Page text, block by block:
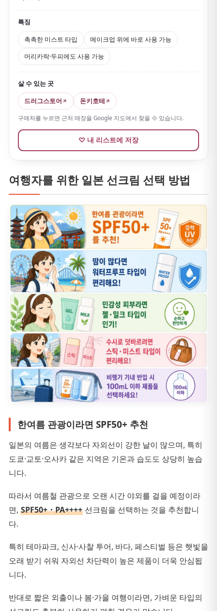
좋아요.
유백색 자외선 차단 밀크가 고운 미스트로 분사되어 '미
스트인데도 단단히 밀착되는 느낌'이 듭니다. 특히 편리
한 건메이크업 위에도 쓰기 좋다는 점이에요.
관광할 때는 땀을 흘리거나 야외를 오래 걷는 경우가 많
은데, 이 미스트라면 손을 더럽히지 않고 빠르게 덧바를
수 있습니다. 또한 머리카락·두피에도 쓸 수 있어 일본의
여름 여행과 잘 맞아요.
특징
촉촉한 미스트 타입
메이크업 위에 바로 사용 가능
머리카락·두피에도 사용 가능
살 수 있는 곳
드러그스토어
돈키호테
구매처를 누르면 근처 매장을 Google 지도에서 찾을 수 있습니다.
♡ 내 리스트에 저장
여행자를 위한 일본 선크림 선택 방법
한여름 관광이라면 SPF50+ 추천
일본의 여름은 생각보다 자외선이 강한 날이 많으며, 특히
도쿄·교토·오사카 같은 지역은 기온과 습도도 상당히 높습
니다.
따라서 여름철 관광으로 오랜 시간 야외를 걸을 예정이라
면, SPF50+・PA++++ 선크림을 선택하는 것을 추천합니
다.
특히 테마파크, 신사·사찰 투어, 바다, 페스티벌 등은 햇빛을
오래 받기 쉬워 자외선 차단력이 높은 제품이 더욱 안심됩
니다.
반대로 짧은 외출이나 봄·가을 여행이라면, 가벼운 타입의